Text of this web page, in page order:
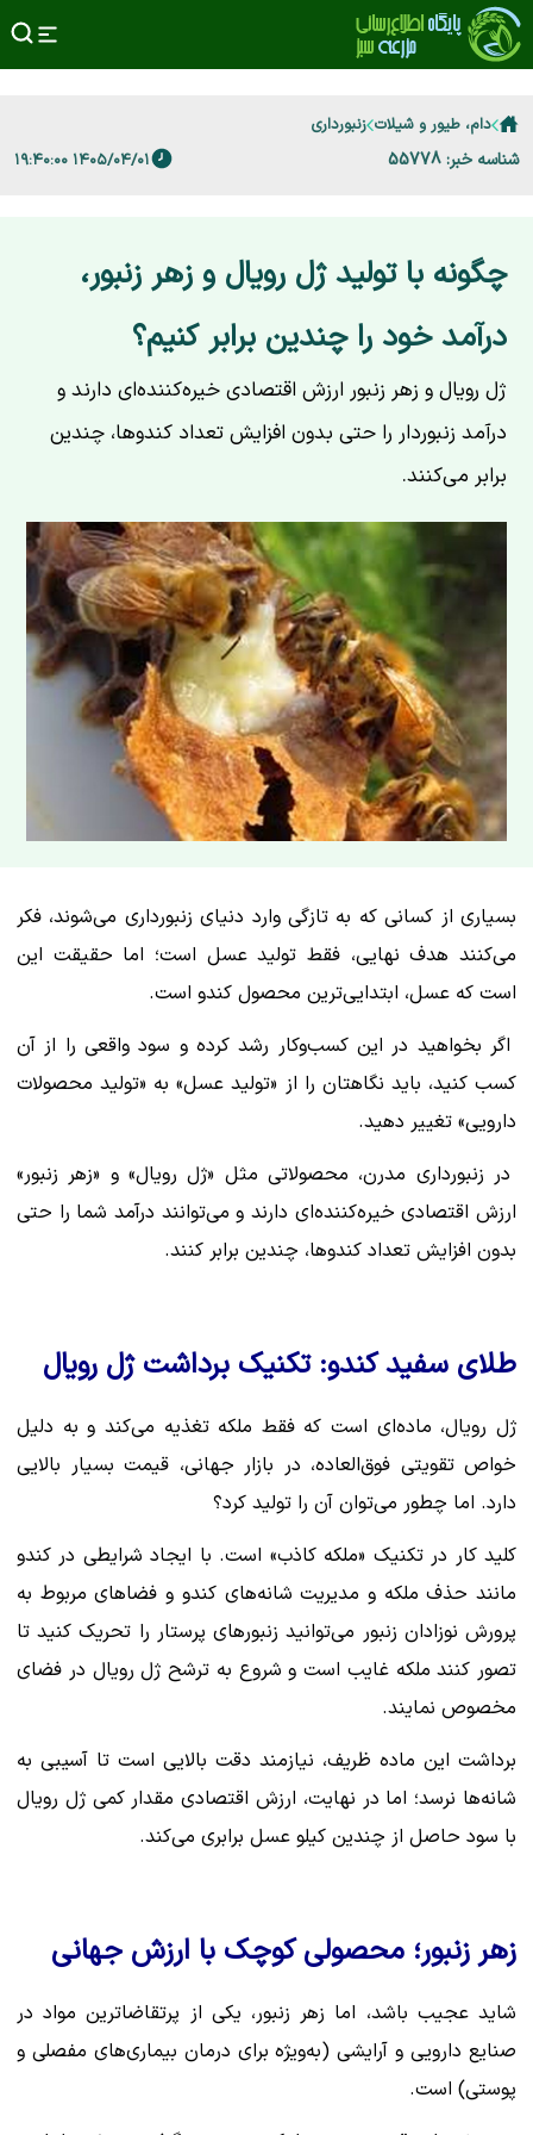
دام، طیور و شیلات زنبورداری
شناسه خبر: 55778 ۱۴۰۵/۰۴/۰۱ ۱۹:۴۰:۰۰
چگونه با تولید ژل رویال و زهر زنبور،
درآمد خود را چندین برابر کنیم؟
ژل رویال و زهر زنبور ارزش اقتصادی خیره‌کننده‌ای دارند و
درآمد زنبوردار را حتی بدون افزایش تعداد کندوها، چندین
برابر می‌کنند.
بسیاری از کسانی که به تازگی وارد دنیای زنبورداری می‌شوند، فکر
می‌کنند هدف نهایی، فقط تولید عسل است؛ اما حقیقت این
است که عسل، ابتدایی‌ترین محصول کندو است.
اگر بخواهید در این کسب‌وکار رشد کرده و سود واقعی را از آن
کسب کنید، باید نگاهتان را از «تولید عسل» به «تولید محصولات
دارویی» تغییر دهید.
در زنبورداری مدرن، محصولاتی مثل «ژل رویال» و «زهر زنبور»
ارزش اقتصادی خیره‌کننده‌ای دارند و می‌توانند درآمد شما را حتی
بدون افزایش تعداد کندوها، چندین برابر کنند.
طلای سفید کندو: تکنیک برداشت ژل رویال
ژل رویال، ماده‌ای است که فقط ملکه تغذیه می‌کند و به دلیل
خواص تقویتی فوق‌العاده، در بازار جهانی، قیمت بسیار بالایی
دارد. اما چطور می‌توان آن را تولید کرد؟
کلید کار در تکنیک «ملکه کاذب» است. با ایجاد شرایطی در کندو
مانند حذف ملکه و مدیریت شانه‌های کندو و فضاهای مربوط به
پرورش نوزادان زنبور می‌توانید زنبورهای پرستار را تحریک کنید تا
تصور کنند ملکه غایب است و شروع به ترشح ژل رویال در فضای
مخصوص نمایند.
برداشت این ماده ظریف، نیازمند دقت بالایی است تا آسیبی به
شانه‌ها نرسد؛ اما در نهایت، ارزش اقتصادی مقدار کمی ژل رویال
با سود حاصل از چندین کیلو عسل برابری می‌کند.
زهر زنبور؛ محصولی کوچک با ارزش جهانی
شاید عجیب باشد، اما زهر زنبور، یکی از پرتقاضاترین مواد در
صنایع دارویی و آرایشی (به‌ویژه برای درمان بیماری‌های مفصلی و
پوستی) است.